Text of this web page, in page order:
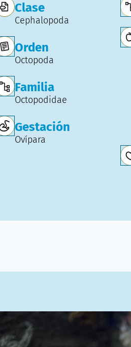
Clase
Cephalopoda
Orden
Octopoda
Familia
Octopodidae
Gestación
Ovípara